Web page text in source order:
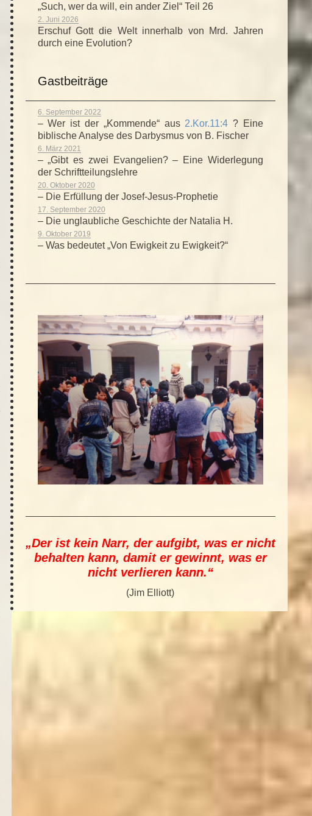
„Such, wer da will, ein ander Ziel“ Teil 26
2. Juni 2026
Erschuf Gott die Welt innerhalb von Mrd. Jahren
durch eine Evolution?
Gastbeiträge
6. September 2022
– Wer ist der „Kommende“ aus 2.Kor.11:4 ? Eine
biblische Analyse des Darbysmus von B. Fischer
6. März 2021
– „Gibt es zwei Evangelien? – Eine Widerlegung
der Schriftteilungslehre
20. Oktober 2020
– Die Erfüllung der Josef-Jesus-Prophetie
17. September 2020
– Die unglaubliche Geschichte der Natalia H.
9. Oktober 2019
– Was bedeutet „Von Ewigkeit zu Ewigkeit?“
„Der ist kein Narr, der aufgibt, was er nicht
behalten kann, damit er gewinnt, was er
nicht verlieren kann.“
(Jim Elliott)